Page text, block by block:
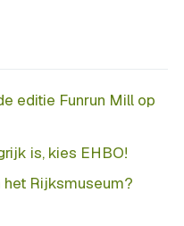
editie Funrun Mill op
is, kies EHBO!
Rijksmuseum?